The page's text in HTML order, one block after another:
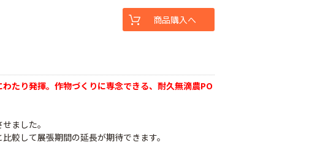
たり発揮。作物づくりに専念できる、耐久無滴農PO
ました。
較して展張期間の延長が期待できます。
商品購入へ